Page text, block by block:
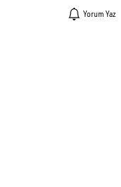
Yorum Yaz